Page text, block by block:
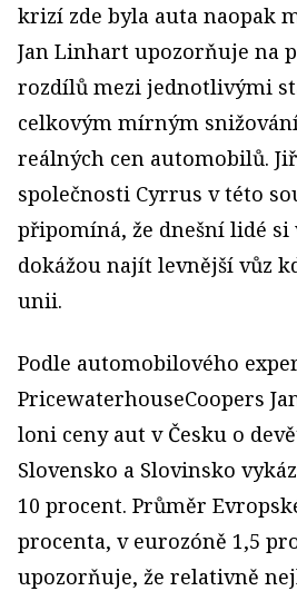
krizí zde byla auta naopak
Jan Linhart upozorňuje na
rozdílů mezi jednotlivými
celkovým mírným
reálných cen automobilů.
společnosti Cyrrus v této
připomíná, že dnešní lidé si
dokážou najít levnější vůz
unii.
Podle automobilového
PricewaterhouseCoopers
loni ceny aut v Česku o
Slovensko a Slovinsko
10 procent. Průměr
procenta, v eurozóně 1,5
upozorňuje, že relativně